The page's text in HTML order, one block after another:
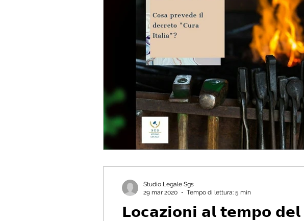
𝗟𝗼𝗰𝗮𝘇𝗶𝗼𝗻𝗶 𝗮𝗹 𝘁𝗲𝗺𝗽𝗼
Studio Legale Sgs
29 mar 2020
Tempo di lettura: 5 min